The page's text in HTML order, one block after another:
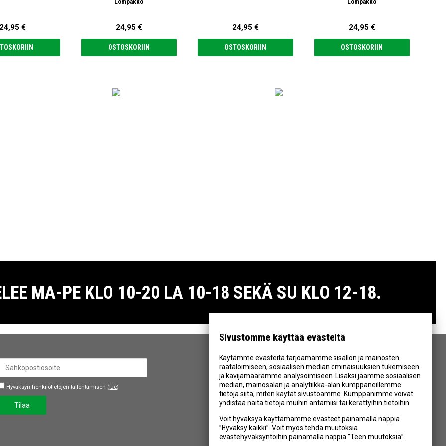
Sivustomme käyttää evästeitä
Käytämme evästeitä tarjoamamme sisällön ja mainosten
räätälöimiseen, sosiaalisen median ominaisuuksien tukemiseen
ja kävijämäärämme analysoimiseen. Lisäksi jaamme sosiaalisen
median, mainosalan ja analytiikka-alan kumppaneillemme
tietoja siitä, miten käytät sivustoamme. Kumppanimme voivat
yhdistää näitä tietoja muihin antamiisi tai kerättyihin tietoihin.
Voit hyväksyä käyttämämme evästeet painamalla nappia
”Hyväksy kaikki”. Voit myös tehdä muutoksia
evästehyväksyntöihin painamalla nappia ”Teen muutoksia”.
€
Lompakko
24,95 €
OSTOSKORIIN
24,95 €
OSTOSKORIIN
Lompakko
24,95 €
OSTOSKORIIN
MA-PE KLO 10-20 LA 10-18 SEKÄ SU KLO 12-18.
Hyväksyn henkilötietojen tallentamisen (lue)
Tilaa
SEURAA MEITÄ